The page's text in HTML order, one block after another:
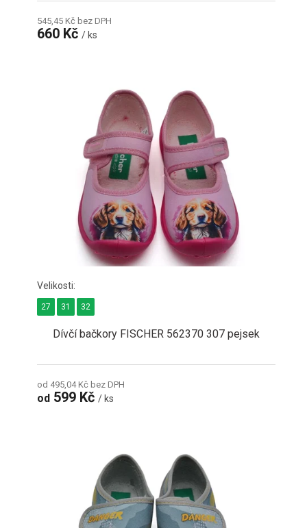
545,45 Kč bez DPH
660 Kč/ ks
Dívčí bačkory FISCHER 562370 307 pejsek
od 495,04 Kč bez DPH
od 599 Kč/ ks
27 31 32